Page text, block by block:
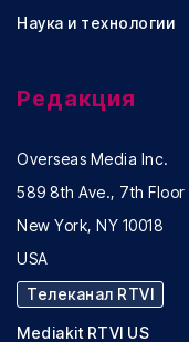
Наука и технологии
Редакция
Overseas Media Inc.
589 8th Ave., 7th Floor
New York, NY 10018
USA
Телеканал RTVI
Mediakit RTVI US